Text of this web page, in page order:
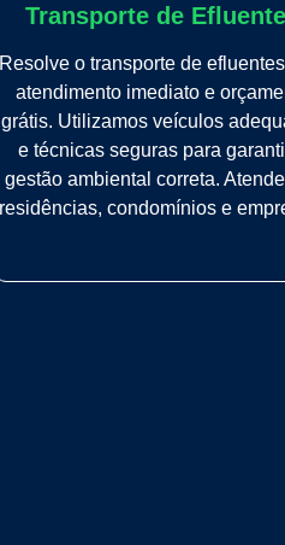
Transporte de
Resolve o transporte de
atendimento imediato e
grátis. Utilizamos veículos
e técnicas seguras para
gestão ambiental correta.
residências, condomínios e